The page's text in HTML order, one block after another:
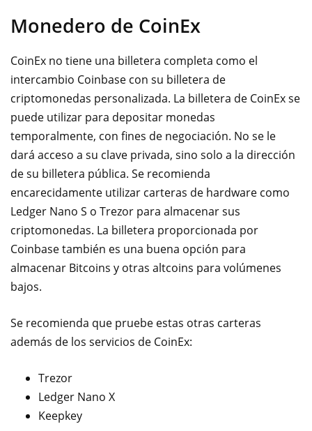
Monedero de CoinEx
CoinEx no tiene una billetera completa como el
intercambio Coinbase con su billetera de
criptomonedas personalizada. La billetera de CoinEx se
puede utilizar para depositar monedas
temporalmente, con fines de negociación. No se le
dará acceso a su clave privada, sino solo a la dirección
de su billetera pública. Se recomienda
encarecidamente utilizar carteras de hardware como
Ledger Nano S o Trezor para almacenar sus
criptomonedas. La billetera proporcionada por
Coinbase también es una buena opción para
almacenar Bitcoins y otras altcoins para volúmenes
bajos.
Se recomienda que pruebe estas otras carteras
además de los servicios de CoinEx:
Trezor
Ledger Nano X
Keepkey